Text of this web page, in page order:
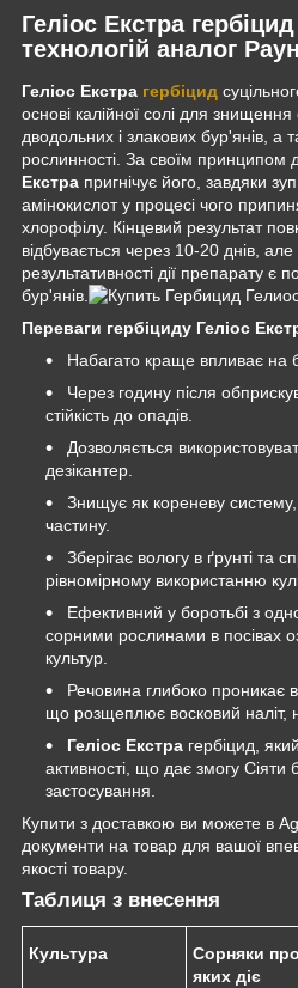
Геліос Екстра
технологій аналог
Геліос Екстра гербіцид
основі калійної солі для
дводольних і злакових бур'янів, а
рослинності. За своїм принципом
Екстра пригнічує його, завдяки
амінокислот у процесі чого
хлорофілу. Кінцевий результат
відбувається через 10-20 днів,
результативності дії препарату є
бур'янів.
Переваги гербіциду Геліос
Набагато краще впливає на
Через годину після
стійкість до опадів.
Дозволяється
дезікантер.
Знищує як кореневу
частину.
Зберігає вологу в ґрунті та
рівномірному використанню
Ефективний у боротьбі з
сорними рослинами в посівах
культур.
Речовина глибоко проникає
що розщеплює восковий наліт,
Геліос Екстра гербіцид,
активності, що дає змогу Сіяти
застосування.
Купити з доставкою ви можете в
документи на товар для вашої
якості товару.
Таблиця з внесення
Культура
Сорняки
яких діє